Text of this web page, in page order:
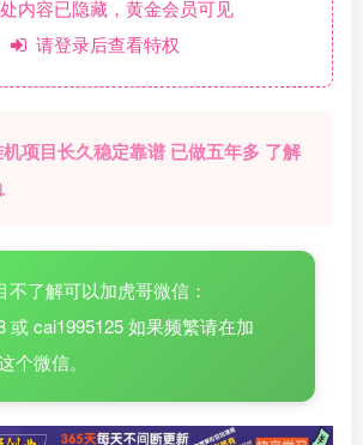
内容已隐藏，黄金会员可见
请登录后查看特权
项目长久稳定靠谱 已做五年多 了解
不了解可以加虎哥微信：
或 cai1995125 如果频繁请在加
个微信。